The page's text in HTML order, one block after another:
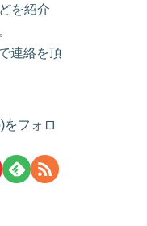
を紹介
連絡を頂
フォロ